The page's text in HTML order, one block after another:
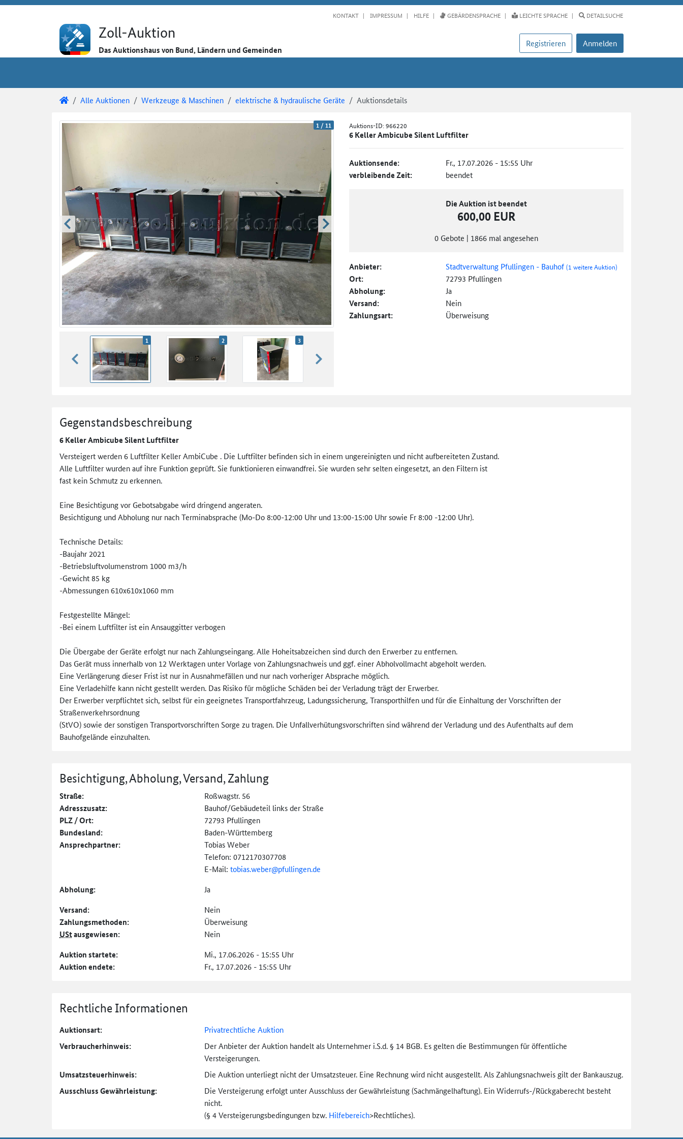
KONTAKT IMPRESSUM HILFE GEBÄRDENSPRACHE LEICHTE SPRACHE DETAILSUCHE
Zoll-Auktion
Das Auktionshaus von Bund, Ländern und Gemeinden
Registrieren Anmelden
Zoll-Auktion
Alle Auktionen Werkzeuge & Maschinen elektrische & hydraulische Geräte Auktionsdetails
Auktionsdetails
Auktionsüberblick 1 /11
zurück blättern weiter blättern
zurück blättern
1 2 3
weiter blättern
Auktions-ID:966220
6 Keller Ambicube Silent Luftfilter
Auktionsende: Fr., 17.07.2026 - 15:55 Uhr
verbleibende Zeit: beendet
Die Auktion ist beendet
600,00 EUR
0 Gebote | 1866 mal angesehen
Anbieter: Stadtverwaltung Pfullingen - Bauhof (1 weitere Auktion)
Ort: 72793 Pfullingen
Abholung: Ja
Versand: Nein
Zahlungsart: Überweisung
Gegenstandsbeschreibung
6 Keller Ambicube Silent Luftfilter
Versteigert werden 6 Luftfilter Keller AmbiCube . Die Luftfilter befinden sich in einem ungereinigten und nicht aufbereiteten Zustand.
Alle Luftfilter wurden auf ihre Funktion geprüft. Sie funktionieren einwandfrei. Sie wurden sehr selten eingesetzt, an den Filtern ist
fast kein Schmutz zu erkennen.
Eine Besichtigung vor Gebotsabgabe wird dringend angeraten.
Besichtigung und Abholung nur nach Terminabsprache (Mo-Do 8:00-12:00 Uhr und 13:00-15:00 Uhr sowie Fr 8:00 -12:00 Uhr).
Technische Details:
-Baujahr 2021
-Betriebsluftvolumenstrom 1000 m3/h
-Gewicht 85 kg
-Abmessungen 610x610x1060 mm
Festgestellte Mängel:
-Bei einem Luftfilter ist ein Ansauggitter verbogen
Die Übergabe der Geräte erfolgt nur nach Zahlungseingang. Alle Hoheitsabzeichen sind durch den Erwerber zu entfernen.
Das Gerät muss innerhalb von 12 Werktagen unter Vorlage von Zahlungsnachweis und ggf. einer Abholvollmacht abgeholt werden.
Eine Verlängerung dieser Frist ist nur in Ausnahmefällen und nur nach vorheriger Absprache möglich.
Eine Verladehilfe kann nicht gestellt werden. Das Risiko für mögliche Schäden bei der Verladung trägt der Erwerber.
Der Erwerber verpflichtet sich, selbst für ein geeignetes Transportfahrzeug, Ladungssicherung, Transporthilfen und für die Einhaltung der Vorschriften der
Straßenverkehrsordnung
(StVO) sowie der sonstigen Transportvorschriften Sorge zu tragen. Die Unfallverhütungsvorschriften sind während der Verladung und des Aufenthalts auf dem
Bauhofgelände einzuhalten.
Besichtigung, Abholung, Versand, Zahlung
Straße: Roßwagstr. 56
Adresszusatz: Bauhof/Gebäudeteil links der Straße
PLZ / Ort: 72793 Pfullingen
Bundesland: Baden-Württemberg
Ansprechpartner:
Tobias Weber
Telefon: 0712170307708
E-Mail: tobias.weber@pfullingen.de
Abholung: Ja
Versand: Nein
Zahlungs­methoden: Überweisung
UStausgewiesen: Nein
Auktion startete: Mi., 17.06.2026 - 15:55 Uhr
Auktion endete: Fr., 17.07.2026 - 15:55 Uhr
Rechtliche Informationen
Auktionsart: Privatrechtliche Auktion
Verbraucher­hinweis:
Der Anbieter der Auktion handelt als Unternehmer i.S.d. § 14 BGB. Es gelten die Bestimmungen für öffentliche
Versteigerungen.
Umsatzsteuer­hinweis: Die Auktion unterliegt nicht der Umsatzsteuer. Eine Rechnung wird nicht ausgestellt. Als Zahlungsnachweis gilt der Bankauszug.
Ausschluss Gewährleistung: Die Versteigerung erfolgt unter Ausschluss der Gewährleistung (Sachmängel­haftung). Ein Widerrufs-/Rückgaberecht besteht
nicht.
(§ 4 Versteigerungs­bedingungen bzw. Hilfebereich>Rechtliches).